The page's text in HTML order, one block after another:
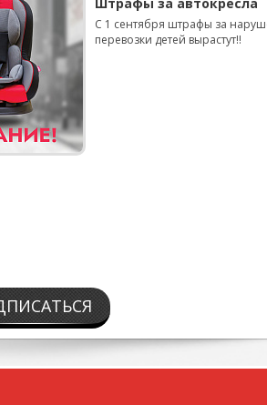
С 1 сентября штрафы за
перевозки детей вырастут!!